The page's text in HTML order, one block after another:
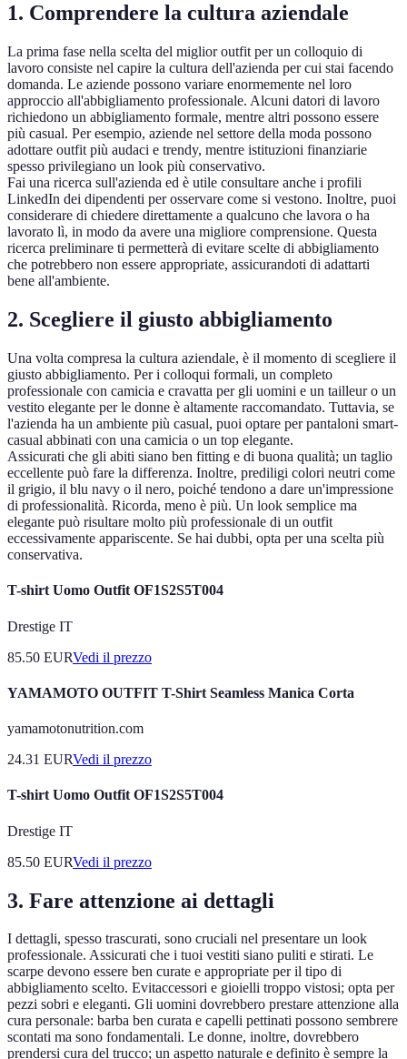
1. Comprendere la cultura aziendale
La prima fase nella scelta del miglior outfit per un colloquio di
lavoro consiste nel capire la cultura dell'azienda per cui stai facendo
domanda. Le aziende possono variare enormemente nel loro
approccio all'abbigliamento professionale. Alcuni datori di lavoro
richiedono un abbigliamento formale, mentre altri possono essere
più casual. Per esempio, aziende nel settore della moda possono
adottare outfit più audaci e trendy, mentre istituzioni finanziarie
spesso privilegiano un look più conservativo.
Fai una ricerca sull'azienda ed è utile consultare anche i profili
LinkedIn dei dipendenti per osservare come si vestono. Inoltre, puoi
considerare di chiedere direttamente a qualcuno che lavora o ha
lavorato lì, in modo da avere una migliore comprensione. Questa
ricerca preliminare ti permetterà di evitare scelte di abbigliamento
che potrebbero non essere appropriate, assicurandoti di adattarti
bene all'ambiente.
2. Scegliere il giusto abbigliamento
Una volta compresa la cultura aziendale, è il momento di scegliere il
giusto abbigliamento. Per i colloqui formali, un completo
professionale con camicia e cravatta per gli uomini e un tailleur o un
vestito elegante per le donne è altamente raccomandato. Tuttavia, se
l'azienda ha un ambiente più casual, puoi optare per pantaloni smart-
casual abbinati con una camicia o un top elegante.
Assicurati che gli abiti siano ben fitting e di buona qualità; un taglio
eccellente può fare la differenza. Inoltre, prediligi colori neutri come
il grigio, il blu navy o il nero, poiché tendono a dare un'impressione
di professionalità. Ricorda, meno è più. Un look semplice ma
elegante può risultare molto più professionale di un outfit
eccessivamente appariscente. Se hai dubbi, opta per una scelta più
conservativa.
T-shirt Uomo Outfit OF1S2S5T004
Drestige IT
85.50 EURVedi il prezzo
YAMAMOTO OUTFIT T-Shirt Seamless Manica Corta
yamamotonutrition.com
24.31 EURVedi il prezzo
T-shirt Uomo Outfit OF1S2S5T004
Drestige IT
85.50 EURVedi il prezzo
3. Fare attenzione ai dettagli
I dettagli, spesso trascurati, sono cruciali nel presentare un look
professionale. Assicurati che i tuoi vestiti siano puliti e stirati. Le
scarpe devono essere ben curate e appropriate per il tipo di
abbigliamento scelto. Evitaccessori e gioielli troppo vistosi; opta per
pezzi sobri e eleganti. Gli uomini dovrebbero prestare attenzione alla
cura personale: barba ben curata e capelli pettinati possono sembrere
scontati ma sono fondamentali. Le donne, inoltre, dovrebbero
prendersi cura del trucco; un aspetto naturale e definito è sempre la